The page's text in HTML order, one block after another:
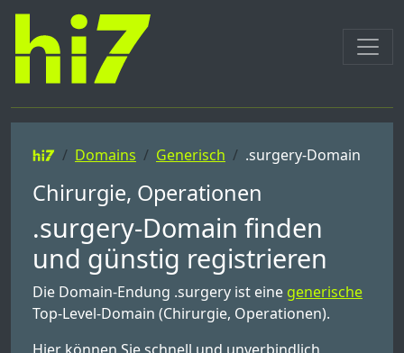
Domains Generisch .surgery-Domain
Chirurgie, Operationen
.surgery-Domain finden
und günstig registrieren
Die Domain-Endung .surgery ist eine generische
Top-Level-Domain (Chirurgie, Operationen).